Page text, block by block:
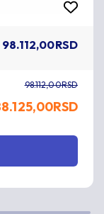
98.112,00RSD
98.112,00RSD
RSD